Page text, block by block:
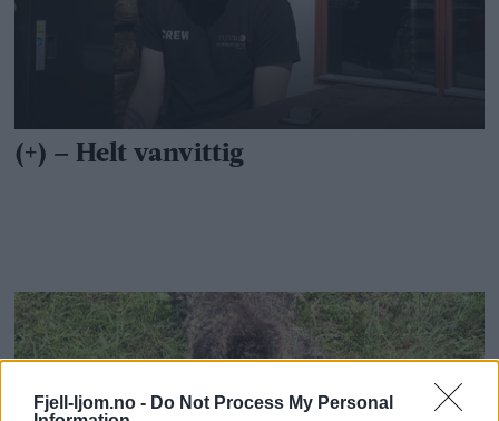
Fjell-ljom.no - Do Not Process My Personal